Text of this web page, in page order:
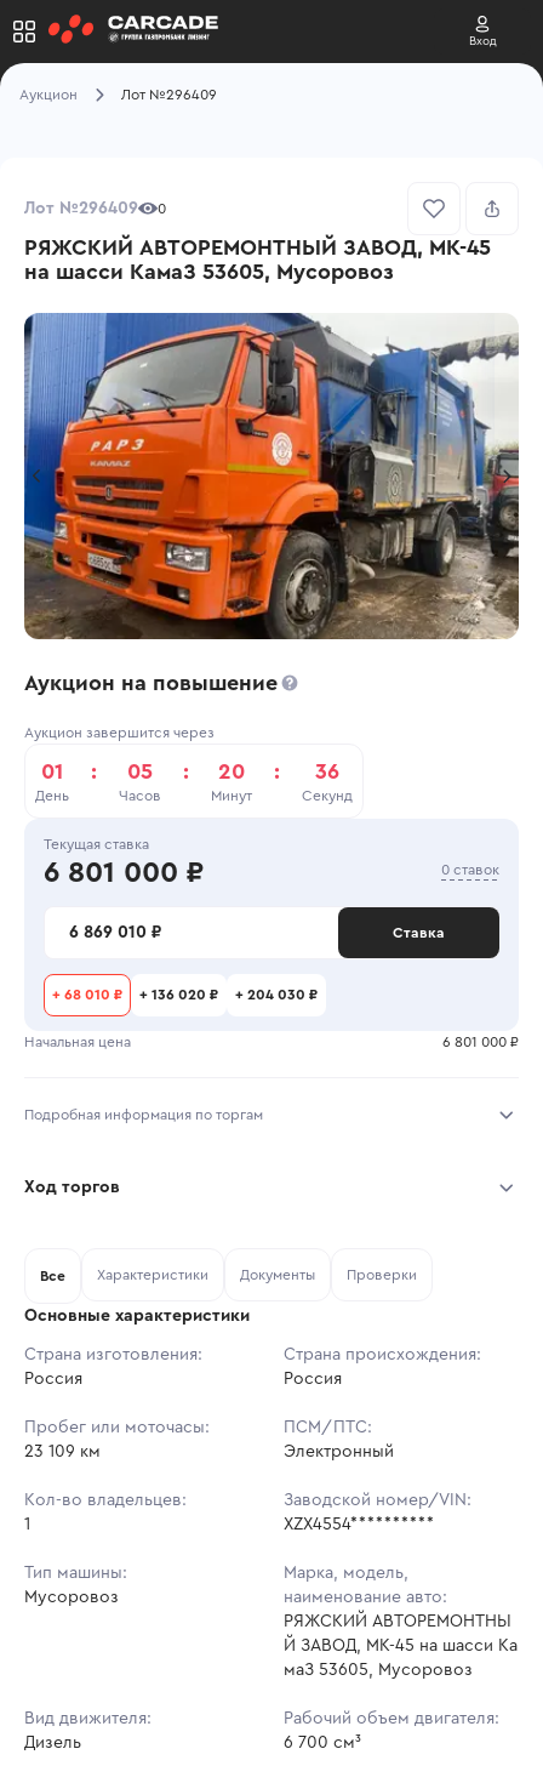
Вход
Аукцион Лот №296409
Лот №296409 0
РЯЖСКИЙ АВТОРЕМОНТНЫЙ ЗАВОД, МК-45
на шасси КамаЗ 53605, Мусоровоз
Аукцион на повышение
Аукцион завершится через
01
День
: 05
Часов
: 20
Минут
: 36
Секунд
Текущая ставка
6 801 000 ₽ 0 ставок
6 869 010 ₽ Ставка
+ 68 010 ₽ + 136 020 ₽ + 204 030 ₽
Начальная цена 6 801 000 ₽
Подробная информация по торгам
Тип аукциона: Открытые торги
Шаг торгов: 68 010 ₽
Кол-во ставок:
Ход торгов
Ставок не найдено
в аукционах
Все Характеристики Документы Проверки
Основные характеристики
Страна изготовления:
Россия
Страна происхождения:
Россия
Пробег или моточасы:
23 109 км
ПСМ/ПТС:
Электронный
Кол-во владельцев:
1
Заводской номер/VIN:
XZX4554**********
Тип машины:
Мусоровоз
Марка, модель,
наименование авто:
РЯЖСКИЙ АВТОРЕМОНТНЫ
Й ЗАВОД, МК-45 на шасси Ка
маЗ 53605, Мусоровоз
Вид движителя:
Дизель
Рабочий объем двигателя:
6 700 см³